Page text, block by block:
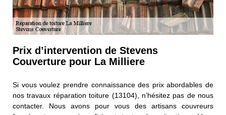
Prix d’intervention de Stevens
Couverture pour La Milliere
Si vous voulez prendre connaissance des prix abordables de
nos travaux réparation toiture (13104), n’hésitez pas de nous
contacter. Nous avons pour vous des artisans couvreurs